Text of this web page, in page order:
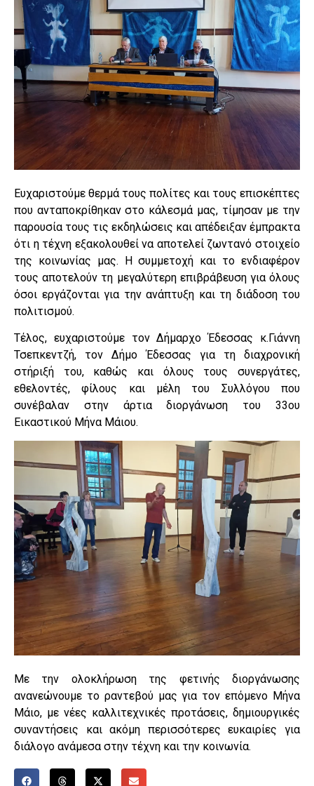
Ευχαριστούμε θερμά τους πολίτες και τους επισκέπτες
που ανταποκρίθηκαν στο κάλεσμά μας, τίμησαν με την
παρουσία τους τις εκδηλώσεις και απέδειξαν έμπρακτα
ότι η τέχνη εξακολουθεί να αποτελεί ζωντανό στοιχείο
της κοινωνίας μας. Η συμμετοχή και το ενδιαφέρον
τους αποτελούν τη μεγαλύτερη επιβράβευση για όλους
όσοι εργάζονται για την ανάπτυξη και τη διάδοση του
πολιτισμού.
Τέλος, ευχαριστούμε τον Δήμαρχο Έδεσσας κ.Γιάννη
Τσεπκεντζή, τον Δήμο Έδεσσας για τη διαχρονική
στήριξή του, καθώς και όλους τους συνεργάτες,
εθελοντές, φίλους και μέλη του Συλλόγου που
συνέβαλαν στην άρτια διοργάνωση του 33ου
Εικαστικού Μήνα Μάιου.
Με την ολοκλήρωση της φετινής διοργάνωσης
ανανεώνουμε το ραντεβού μας για τον επόμενο Μήνα
Μάιο, με νέες καλλιτεχνικές προτάσεις, δημιουργικές
συναντήσεις και ακόμη περισσότερες ευκαιρίες για
διάλογο ανάμεσα στην τέχνη και την κοινωνία.